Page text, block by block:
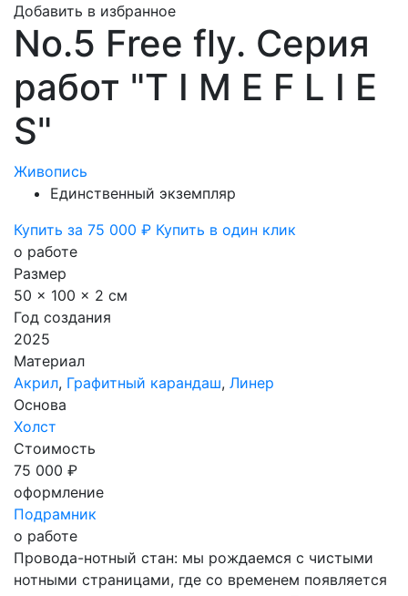
Добавить в избранное
No.5 Free fly. Серия
работ "T I M E F L I E
S"
Живопись
Единственный экземпляр
Купить за 75 000 ₽ Купить в один клик
о работе
Размер
50 x 100 x 2 см
Год создания
2025
Материал
Акрил, Графитный карандаш, Линер
Основа
Холст
Стоимость
75 000 ₽
оформление
Подрамник
о работе
Провода-нотный стан: мы рождаемся с чистыми
нотными страницами, где со временем появляется